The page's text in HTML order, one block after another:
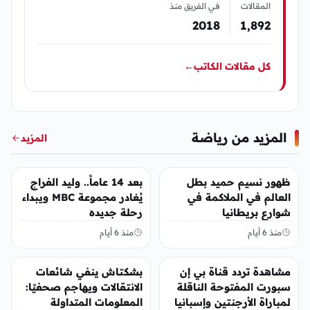
المقالات
1٬892
في الفريق منذ
2018
كل مقالات الكاتب←
المزيد من رياضة المزيد
رياضة
ظهور نسيم حميد بطل
العالم في الملاكمة في
شوارع بريطانيا
منذ 6 أيام
رياضة
بعد 14 عاماً.. وليد الفراج
يُغادر مجموعة MBC ويبداء
رحلة جديده
منذ 6 أيام
رياضة
مشاهدة تردد قناة بي إن
سبورت المفتوحة الناقلة
لمباراة الأرجنتين وإسبانيا
رياضة
بشكتاش ينفي شائعات
الانتقالات ويهاجم صحفيًا:
المعلومات المتداولة